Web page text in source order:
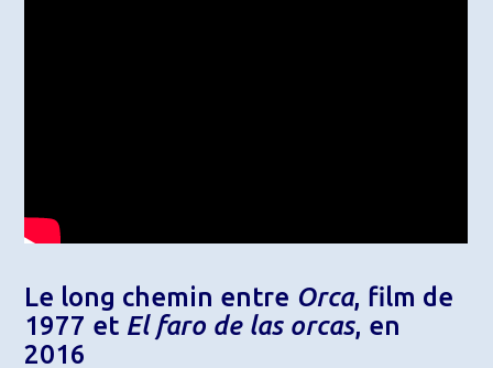
Le long chemin entre Orca, film de
1977 et El faro de las orcas, en
2016